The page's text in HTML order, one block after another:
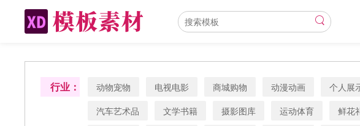
行业： 动物宠物 电视电影 商城购物 动漫动画 个人展
汽车艺术品
文学书籍 摄影图库 运动体育 鲜花